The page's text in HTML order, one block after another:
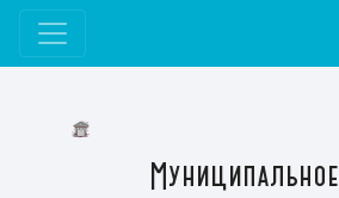
Муниципальное